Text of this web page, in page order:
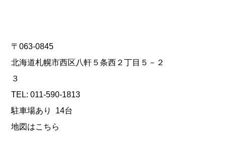
〒063-0845
北海道札幌市西区八軒５条西２丁目５－２
３
TEL: 011-590-1813
駐車場あり 14台
地図はこちら